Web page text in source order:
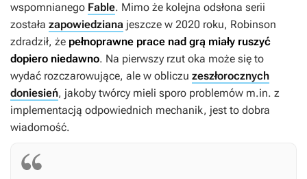
wspomnianego Fable. Mimo że kolejna odsłona serii
została zapowiedziana jeszcze w 2020 roku, Robinson
zdradził, że pełnoprawne prace nad grą miały ruszyć
dopiero niedawno. Na pierwszy rzut oka może się to
wydać rozczarowujące, ale w obliczu zeszłorocznych
doniesień, jakoby twórcy mieli sporo problemów m.in. z
implementacją odpowiednich mechanik, jest to dobra
wiadomość.